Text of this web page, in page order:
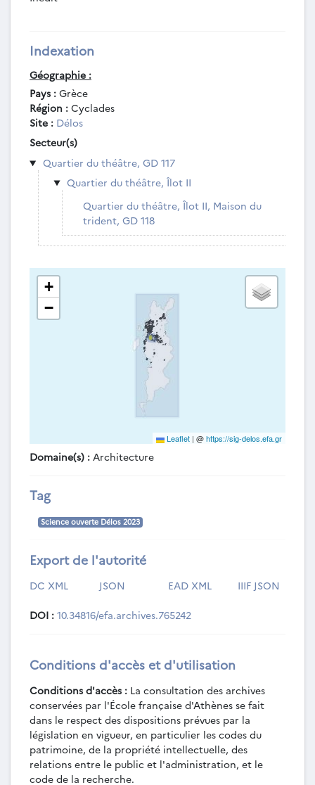
Indexation
Géographie :
Pays : Grèce
Région : Cyclades
Site : Délos
Secteur(s)
Quartier du théâtre, GD 117
Quartier du théâtre, Îlot II
Quartier du théâtre, Îlot II, Maison du
trident, GD 118
+
−
Leaflet | @https://sig-delos.efa.gr
Domaine(s) : Architecture
Tag
Science ouverte Délos 2023
Export de l'autorité
DC XML JSON EAD XML IIIF JSON
DOI : 10.34816/efa.archives.765242
Conditions d'accès et d'utilisation
Conditions d'accès : La consultation des archives
conservées par l'École française d'Athènes se fait
dans le respect des dispositions prévues par la
législation en vigueur, en particulier les codes du
patrimoine, de la propriété intellectuelle, des
relations entre le public et l'administration, et le
code de la recherche.